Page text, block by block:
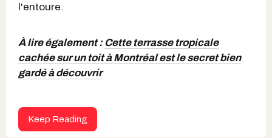
l'entoure.
À lire également : Cette terrasse tropicale
cachée sur un toit à Montréal est le secret bien
gardé à découvrir
Keep Reading